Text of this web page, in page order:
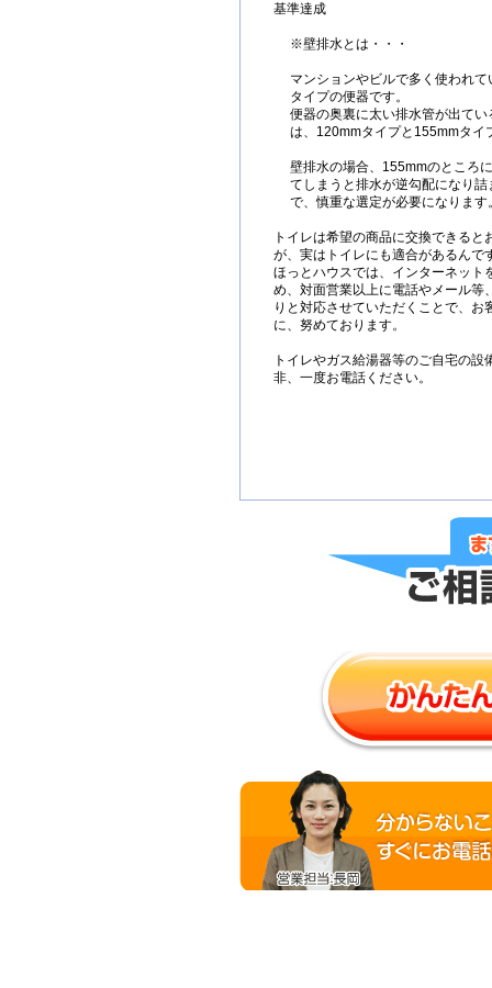
基準達成
※壁排水とは・・・
マンションやビルで多く使われ
タイプの便器です。
便器の奥裏に太い排水管が出て
は、120mmタイプと155mmタイ
壁排水の場合、155mmのところ
てしまうと排水が逆勾配になり
で、慎重な選定が必要になります
トイレは希望の商品に交換できると
が、実はトイレにも適合があるんで
ほっとハウスでは、インターネット
め、対面営業以上に電話やメール等
りと対応させていただくことで、お
に、努めております。
トイレやガス給湯器等のご自宅の設
非、一度お電話ください。